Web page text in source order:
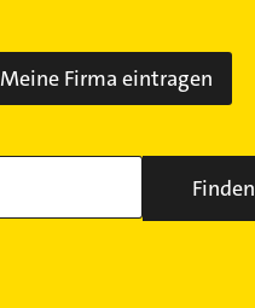
Meine Firma eintragen
Finden